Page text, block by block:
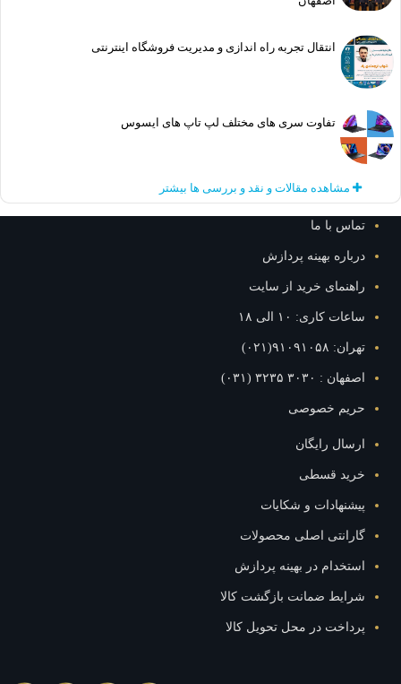
انتقال تجربه راه اندازی و مدیریت فروشگاه اینترنتی
تفاوت سری های مختلف لپ تاپ های ایسوس
مشاهده مقالات و نقد و بررسی ها بیشتر
تماس با ما
درباره بهینه پردازش
راهنمای خرید از سایت
ساعات کاری: ۱۰ الی ۱۸
تهران: ۹۱۰۹۱۰۵۸(۰۲۱)
اصفهان : ۳۰۳۰ ۳۲۳۵ (۰۳۱)
حریم خصوصی
ارسال رایگان
خرید قسطی
پیشنهادات و شکایات
گارانتی اصلی محصولات
استخدام در بهینه پردازش
شرایط ضمانت بازگشت کالا
پرداخت در محل تحویل کالا